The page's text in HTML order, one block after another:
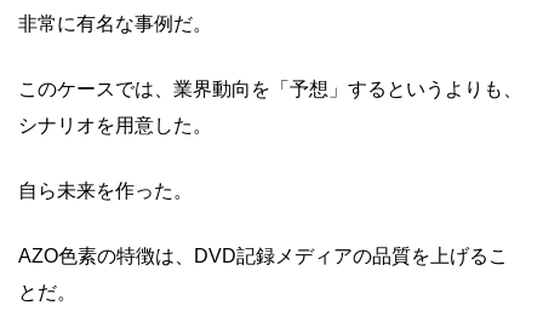
非常に有名な事例だ。
このケースでは、業界動向を「予想」するというよりも、
シナリオを用意した。
自ら未来を作った。
AZO色素の特徴は、DVD記録メディアの品質を上げるこ
とだ。